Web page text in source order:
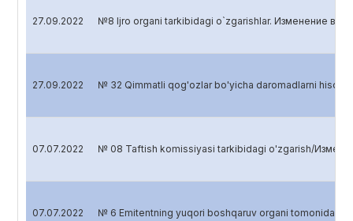
27.09.2022 №8 Ijro organi tarkibidagi o`zgarishlar. Изменение в
27.09.2022 № 32 Qimmatli qog'ozlar bo'yicha daromadlarni
07.07.2022 № 08 Taftish komissiyasi tarkibidagi o'zgarish/
07.07.2022 № 6 Emitentning yuqori boshqaruv organi tomonidan